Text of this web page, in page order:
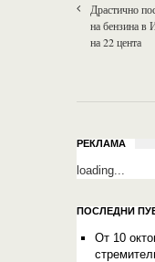
Драстично
на бензина в
на 22 цента
РЕКЛАМА
loading...
ПОСЛЕДНИ
От 10